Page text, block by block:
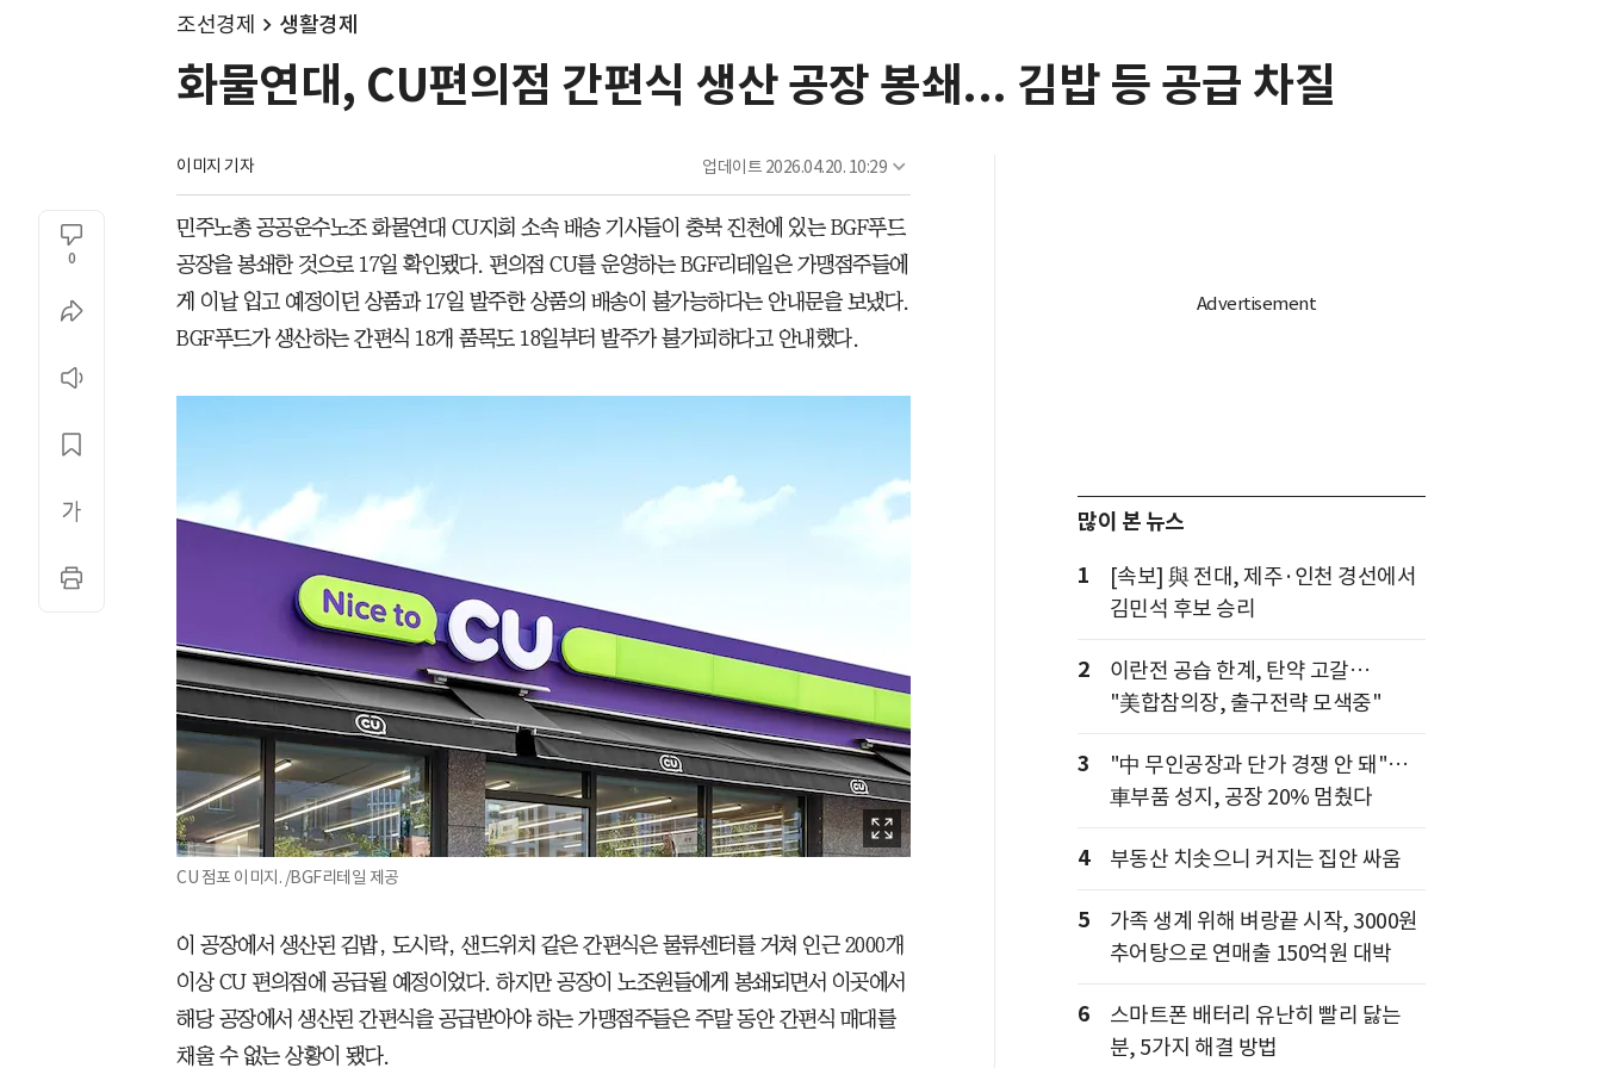
조선경제 생활경제
화물연대, CU편의점 간편식 생산 공장 봉쇄... 김밥 등 공급 차질
이미지 기자 업데이트 2026.04.20. 10:29
0
민주노총 공공운수노조 화물연대 CU지회 소속 배송 기사들이 충북 진천에 있는 BGF푸드
공장을 봉쇄한 것으로 17일 확인됐다. 편의점 CU를 운영하는 BGF리테일은 가맹점주들에
게 이날 입고 예정이던 상품과 17일 발주한 상품의 배송이 불가능하다는 안내문을 보냈다.
BGF푸드가 생산하는 간편식 18개 품목도 18일부터 발주가 불가피하다고 안내했다.
CU 점포 이미지. /BGF리테일 제공
이 공장에서 생산된 김밥, 도시락, 샌드위치 같은 간편식은 물류센터를 거쳐 인근 2000개
이상 CU 편의점에 공급될 예정이었다. 하지만 공장이 노조원들에게 봉쇄되면서 이곳에서
해당 공장에서 생산된 간편식을 공급받아야 하는 가맹점주들은 주말 동안 간편식 매대를
채울 수 없는 상황이 됐다.
많이 본 뉴스
1
[속보] 與 전대, 제주·인천 경선에서
김민석 후보 승리
2
이란전 공습 한계, 탄약 고갈…
"美합참의장, 출구전략 모색중"
3
"中 무인공장과 단가 경쟁 안 돼"…
車부품 성지, 공장 20% 멈췄다
4 부동산 치솟으니 커지는 집안 싸움
5
가족 생계 위해 벼랑끝 시작, 3000원
추어탕으로 연매출 150억원 대박
6
스마트폰 배터리 유난히 빨리 닳는
분, 5가지 해결 방법